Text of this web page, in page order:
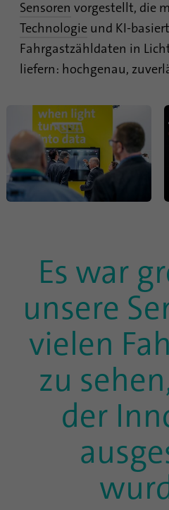
Sensoren vorgestellt, die
Technologieund KI-
Fahrgastzähldaten in
liefern: hochgenau,
Es war
unsere
vielen
zu
der
Name
Laufzeit 1 Minute
Zweck
Google
Unterscheidung
Zweck
Dieses Cookie
Damit werden
zugreifen,
zu erkennen.
lidc
.linkedin.com
24 Stunden